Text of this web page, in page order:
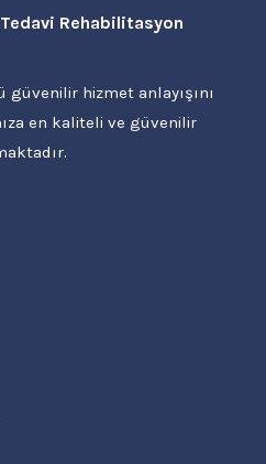
Rehabilitasyon
güvenilir hizmet anlayışını
en kaliteli ve güvenilir